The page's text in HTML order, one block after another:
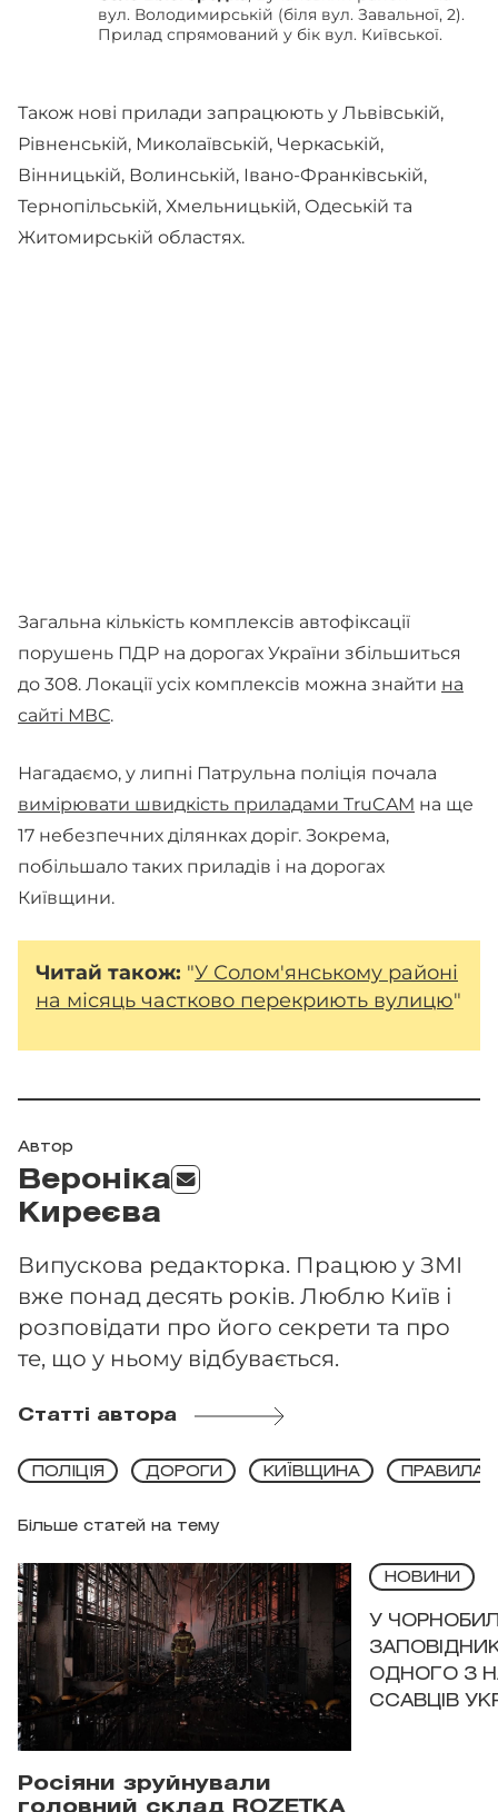
вул. Володимирській (біля вул. Завальної, 2).
Прилад спрямований у бік вул. Київської.
Також нові прилади запрацюють у Львівській,
Рівненській, Миколаївській, Черкаській,
Вінницькій, Волинській, Івано-Франківській,
Тернопільській, Хмельницькій, Одеській та
Житомирській областях.
Загальна кількість комплексів автофіксації
порушень ПДР на дорогах України збільшиться
до 308. Локації усіх комплексів можна знайти на
сайті МВС.
Нагадаємо, у липні Патрульна поліція почала
вимірювати швидкість приладами TruCAM на ще
17 небезпечних ділянках доріг. Зокрема,
побільшало таких приладів і на дорогах
Київщини.
Читай також: "У Солом'янському районі
на місяць частково перекриють вулицю"
Автор
Вероніка
Киреєва
Випускова редакторка. Працюю у ЗМІ
вже понад десять років. Люблю Київ і
розповідати про його секрети та про
те, що у ньому відбувається.
Статті автора
Більше статей на тему
ПОЛІЦІЯ ДОРОГИ КИЇВЩИНА ПРАВИЛА
Росіяни зруйнували
головний склад ROZETKA
НОВИНИ
У
ОДНОГО З
ССАВЦІВ